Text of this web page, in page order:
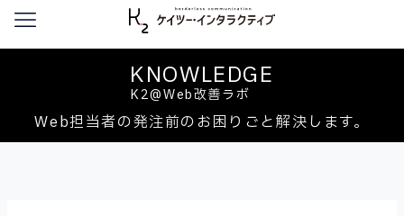
本文へ移動
KNOWLEDGE
K2@Web改善ラボ
Web担当者の発注前のお困りごと解決します。